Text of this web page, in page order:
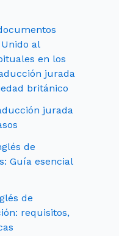
al
en los
jurada
británico
jurada
de
Guía esencial
de
requisitos,